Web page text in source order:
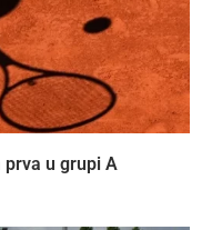
prva u grupi A